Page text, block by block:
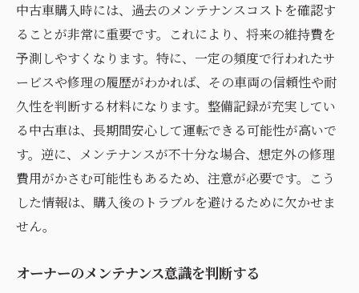
中古車購入時には、過去のメンテナンスコストを確認す
ることが非常に重要です。これにより、将来の維持費を
予測しやすくなります。特に、一定の頻度で行われたサ
ービスや修理の履歴がわかれば、その車両の信頼性や耐
久性を判断する材料になります。整備記録が充実してい
る中古車は、長期間安心して運転できる可能性が高いで
す。逆に、メンテナンスが不十分な場合、想定外の修理
費用がかさむ可能性もあるため、注意が必要です。こう
した情報は、購入後のトラブルを避けるために欠かせま
せん。
オーナーのメンテナンス意識を判断する